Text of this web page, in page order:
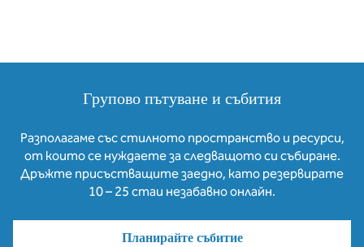
Групово пътуване и събития
Разполагаме със стилното пространство и ресурси,
от които се нуждаете за следващото си събиране.
Дръжте присъстващите заедно, като резервирате
10 – 25 стаи незабавно онлайн.
Планирайте събитие